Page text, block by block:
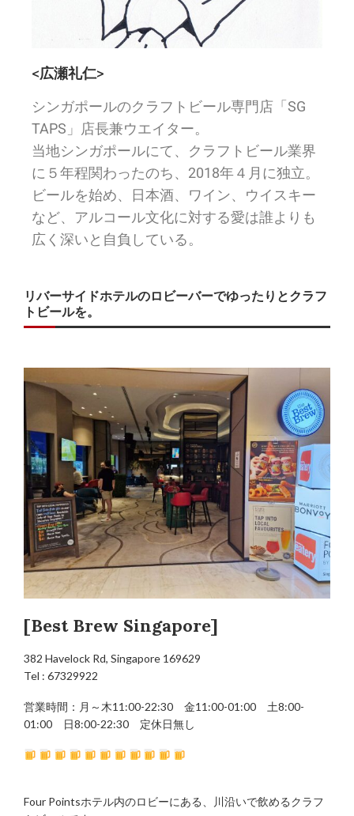
<広瀬礼仁>
シンガポールのクラフトビール専門店「SG
TAPS」店長兼ウエイター。
当地シンガポールにて、クラフトビール業界
に５年程関わったのち、2018年４月に独立。
ビールを始め、日本酒、ワイン、ウイスキー
など、アルコール文化に対する愛は誰よりも
広く深いと自負している。
リバーサイドホテルのロビーバーでゆったりとクラフ
トビールを。
[Best Brew Singapore]
382 Havelock Rd, Singapore 169629
Tel : 67329922
営業時間：月～木11:00-22:30 金11:00-01:00 土8:00-
01:00 日8:00-22:30 定休日無し
Four Pointsホテル内のロビーにある、川沿いで飲めるクラフ